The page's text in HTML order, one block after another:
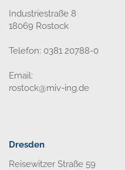
Industriestraße 8
18069 Rostock
Telefon: 0381 20788-0
Email:
rostock@miv-ing.de
Dresden
Reisewitzer Straße 59